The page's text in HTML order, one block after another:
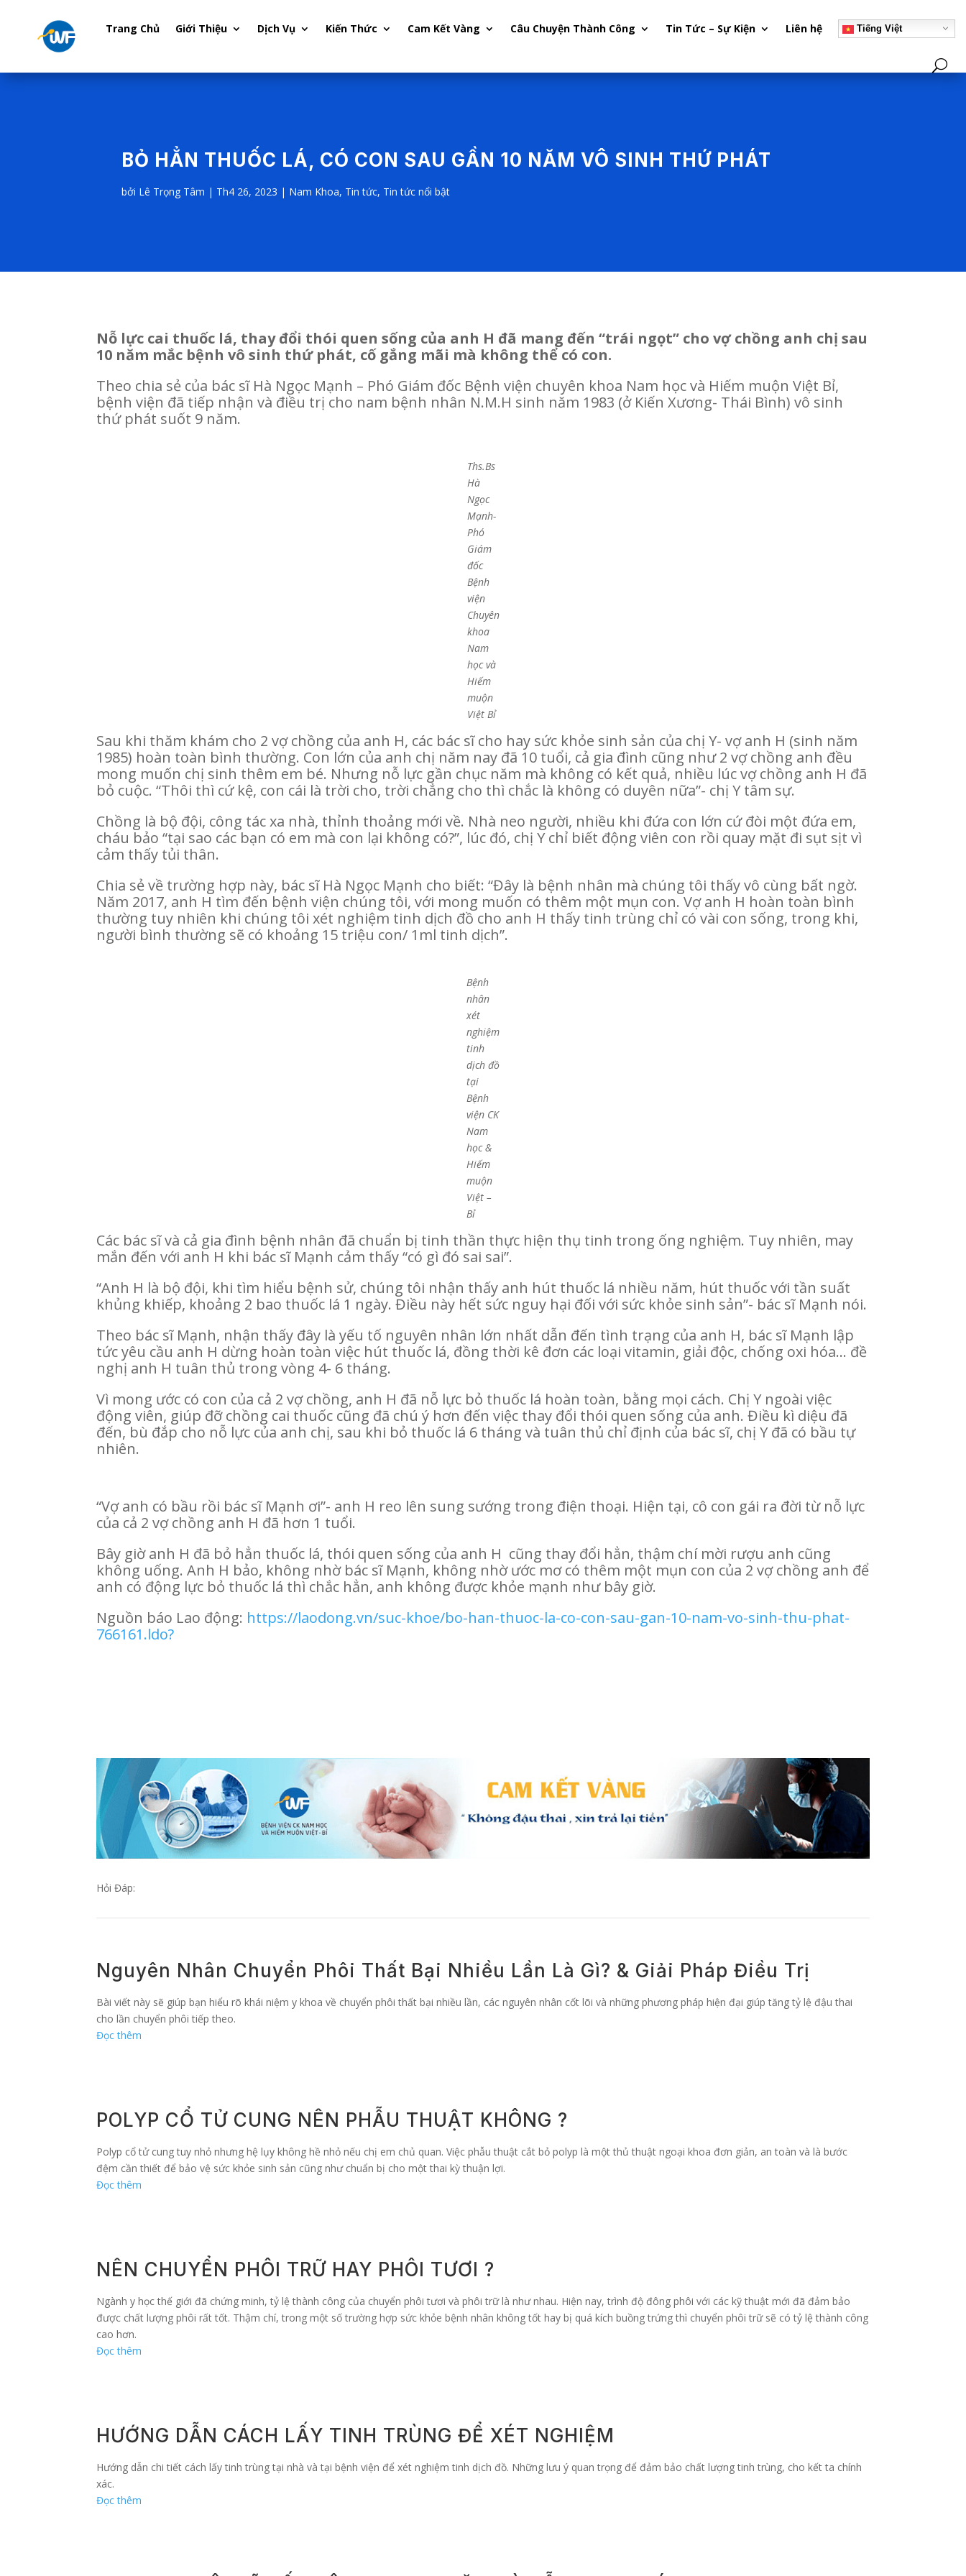
Trang Chủ Giới Thiệu Dịch Vụ Kiến Thức Cam Kết Vàng Câu Chuyện Thành Công Tin Tức – Sự Kiện Liên hệ Tiếng Việt
BỎ HẲN THUỐC LÁ, CÓ CON SAU GẦN 10 NĂM VÔ SINH THỨ PHÁT
bởi Lê Trọng Tâm | Th4 26, 2023 | Nam Khoa, Tin tức, Tin tức nổi bật
Nỗ lực cai thuốc lá, thay đổi thói quen sống của anh H đã mang đến “trái ngọt” cho vợ chồng anh chị sau
10 năm mắc bệnh vô sinh thứ phát, cố gắng mãi mà không thể có con.
Theo chia sẻ của bác sĩ Hà Ngọc Mạnh – Phó Giám đốc Bệnh viện chuyên khoa Nam học và Hiếm muộn Việt Bỉ,
bệnh viện đã tiếp nhận và điều trị cho nam bệnh nhân N.M.H sinh năm 1983 (ở Kiến Xương- Thái Bình) vô sinh
thứ phát suốt 9 năm.
Ths.Bs
Hà
Ngọc
Mạnh-
Phó
Giám
đốc
Bệnh
viện
Chuyên
khoa
Nam
học và
Hiếm
muộn
Việt Bỉ
Sau khi thăm khám cho 2 vợ chồng của anh H, các bác sĩ cho hay sức khỏe sinh sản của chị Y- vợ anh H (sinh năm
1985) hoàn toàn bình thường. Con lớn của anh chị năm nay đã 10 tuổi, cả gia đình cũng như 2 vợ chồng anh đều
mong muốn chị sinh thêm em bé. Nhưng nỗ lực gần chục năm mà không có kết quả, nhiều lúc vợ chồng anh H đã
bỏ cuộc. “Thôi thì cứ kệ, con cái là trời cho, trời chẳng cho thì chắc là không có duyên nữa”- chị Y tâm sự.
Chồng là bộ đội, công tác xa nhà, thỉnh thoảng mới về. Nhà neo người, nhiều khi đứa con lớn cứ đòi một đứa em,
cháu bảo “tại sao các bạn có em mà con lại không có?”, lúc đó, chị Y chỉ biết động viên con rồi quay mặt đi sụt sịt vì
cảm thấy tủi thân.
Chia sẻ về trường hợp này, bác sĩ Hà Ngọc Mạnh cho biết: “Đây là bệnh nhân mà chúng tôi thấy vô cùng bất ngờ.
Năm 2017, anh H tìm đến bệnh viện chúng tôi, với mong muốn có thêm một mụn con. Vợ anh H hoàn toàn bình
thường tuy nhiên khi chúng tôi xét nghiệm tinh dịch đồ cho anh H thấy tinh trùng chỉ có vài con sống, trong khi,
người bình thường sẽ có khoảng 15 triệu con/ 1ml tinh dịch”.
Bệnh
nhân
xét
nghiệm
tinh
dịch đồ
tại
Bệnh
viện CK
Nam
học &
Hiếm
muộn
Việt –
Bỉ
Các bác sĩ và cả gia đình bệnh nhân đã chuẩn bị tinh thần thực hiện thụ tinh trong ống nghiệm. Tuy nhiên, may
mắn đến với anh H khi bác sĩ Mạnh cảm thấy “có gì đó sai sai”.
“Anh H là bộ đội, khi tìm hiểu bệnh sử, chúng tôi nhận thấy anh hút thuốc lá nhiều năm, hút thuốc với tần suất
khủng khiếp, khoảng 2 bao thuốc lá 1 ngày. Điều này hết sức nguy hại đối với sức khỏe sinh sản”- bác sĩ Mạnh nói.
Theo bác sĩ Mạnh, nhận thấy đây là yếu tố nguyên nhân lớn nhất dẫn đến tình trạng của anh H, bác sĩ Mạnh lập
tức yêu cầu anh H dừng hoàn toàn việc hút thuốc lá, đồng thời kê đơn các loại vitamin, giải độc, chống oxi hóa… đề
nghị anh H tuân thủ trong vòng 4- 6 tháng.
Vì mong ước có con của cả 2 vợ chồng, anh H đã nỗ lực bỏ thuốc lá hoàn toàn, bằng mọi cách. Chị Y ngoài việc
động viên, giúp đỡ chồng cai thuốc cũng đã chú ý hơn đến việc thay đổi thói quen sống của anh. Điều kì diệu đã
đến, bù đắp cho nỗ lực của anh chị, sau khi bỏ thuốc lá 6 tháng và tuân thủ chỉ định của bác sĩ, chị Y đã có bầu tự
nhiên.
“Vợ anh có bầu rồi bác sĩ Mạnh ơi”- anh H reo lên sung sướng trong điện thoại. Hiện tại, cô con gái ra đời từ nỗ lực
của cả 2 vợ chồng anh H đã hơn 1 tuổi.
Bây giờ anh H đã bỏ hẳn thuốc lá, thói quen sống của anh H cũng thay đổi hẳn, thậm chí mời rượu anh cũng
không uống. Anh H bảo, không nhờ bác sĩ Mạnh, không nhờ ước mơ có thêm một mụn con của 2 vợ chồng anh để
anh có động lực bỏ thuốc lá thì chắc hẳn, anh không được khỏe mạnh như bây giờ.
Nguồn báo Lao động: https://laodong.vn/suc-khoe/bo-han-thuoc-la-co-con-sau-gan-10-nam-vo-sinh-thu-phat-
766161.ldo?
Hỏi Đáp:
Nguyên Nhân Chuyển Phôi Thất Bại Nhiều Lần Là Gì? & Giải Pháp Điều Trị
Bài viết này sẽ giúp bạn hiểu rõ khái niệm y khoa về chuyển phôi thất bại nhiều lần, các nguyên nhân cốt lõi và những phương pháp hiện đại giúp tăng tỷ lệ đậu thai
cho lần chuyển phôi tiếp theo.
Đọc thêm
POLYP CỔ TỬ CUNG NÊN PHẪU THUẬT KHÔNG ?
Polyp cổ tử cung tuy nhỏ nhưng hệ lụy không hề nhỏ nếu chị em chủ quan. Việc phẫu thuật cắt bỏ polyp là một thủ thuật ngoại khoa đơn giản, an toàn và là bước
đệm cần thiết để bảo vệ sức khỏe sinh sản cũng như chuẩn bị cho một thai kỳ thuận lợi.
Đọc thêm
NÊN CHUYỂN PHÔI TRỮ HAY PHÔI TƯƠI ?
Ngành y học thế giới đã chứng minh, tỷ lệ thành công của chuyển phôi tươi và phôi trữ là như nhau. Hiện nay, trình độ đông phôi với các kỹ thuật mới đã đảm bảo
được chất lượng phôi rất tốt. Thậm chí, trong một số trường hợp sức khỏe bệnh nhân không tốt hay bị quá kích buồng trứng thì chuyển phôi trữ sẽ có tỷ lệ thành công
cao hơn.
Đọc thêm
HƯỚNG DẪN CÁCH LẤY TINH TRÙNG ĐỂ XÉT NGHIỆM
Hướng dẫn chi tiết cách lấy tinh trùng tại nhà và tại bệnh viện để xét nghiệm tinh dịch đồ. Những lưu ý quan trọng để đảm bảo chất lượng tinh trùng, cho kết ta chính
xác.
Đọc thêm